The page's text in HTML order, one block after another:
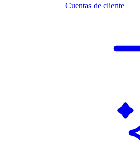
Cuentas de cliente